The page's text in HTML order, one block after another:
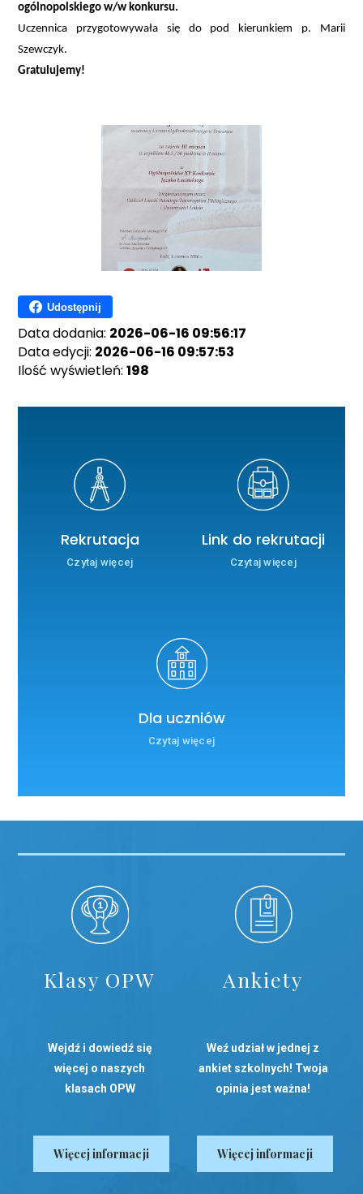
ogólnopolskiego w/w konkursu.
Uczennica przygotowywała się do pod kierunkiem p. Marii
Szewczyk.
Gratulujemy!
Udostępnij
Data dodania: 2026-06-16 09:56:17
Data edycji: 2026-06-16 09:57:53
Ilość wyświetleń:198
Rekrutacja
Czytaj więcej
Link do rekrutacji
Czytaj więcej
Dla uczniów
Czytaj więcej
Klasy OPW
Wejdź i dowiedź się
więcej o naszych
klasach OPW
Więcej informacji
Ankiety
Weź udział w jednej z
ankiet szkolnych! Twoja
opinia jest ważna!
Więcej informacji